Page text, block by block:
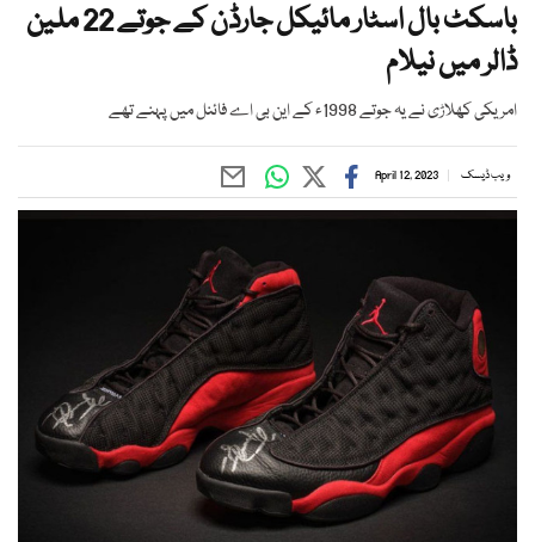
باسکٹ بال اسٹار مائیکل جارڈن کے جوتے 22 ملین
ڈالر میں نیلام
امریکی کھلاڑی نے یہ جوتے 1998ء کے این بی اے فائنل میں پہنے تھے
ویب ڈیسک April 12, 2023